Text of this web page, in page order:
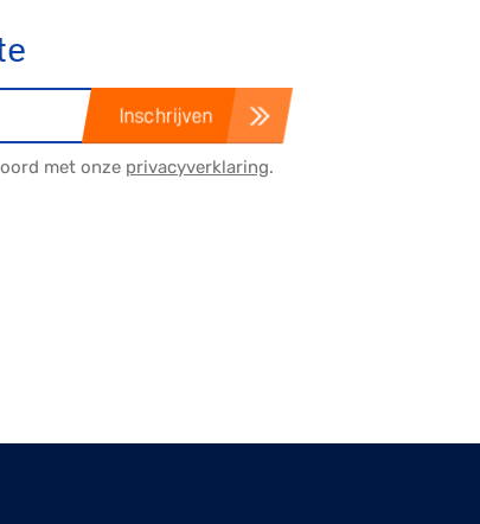
Inschrijven
met onze privacyverklaring.